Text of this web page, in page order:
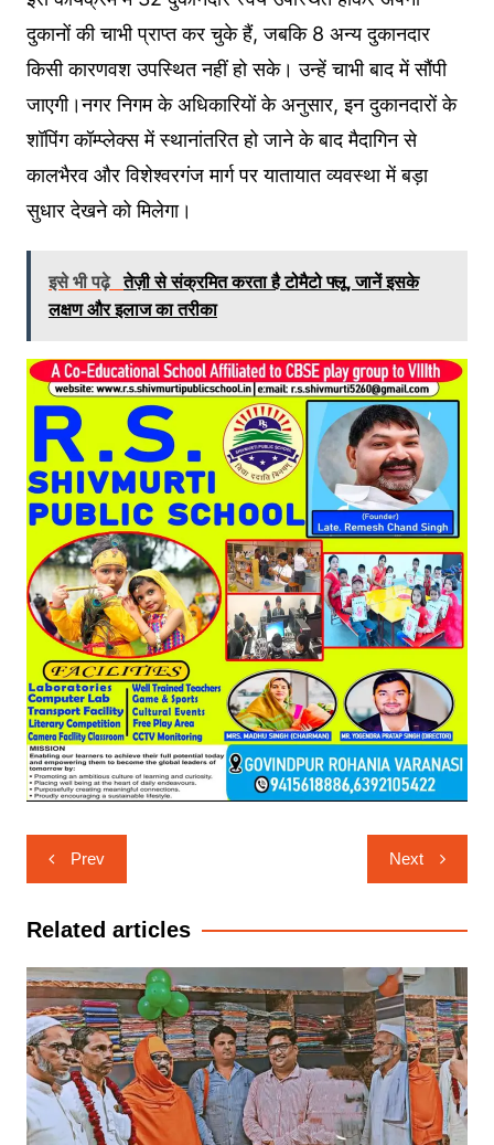
दुकानों की चाभी प्राप्त कर चुके हैं, जबकि 8 अन्य दुकानदार
किसी कारणवश उपस्थित नहीं हो सके। उन्हें चाभी बाद में सौंपी
जाएगी।नगर निगम के अधिकारियों के अनुसार, इन दुकानदारों के
शॉपिंग कॉम्प्लेक्स में स्थानांतरित हो जाने के बाद मैदागिन से
कालभैरव और विशेश्वरगंज मार्ग पर यातायात व्यवस्था में बड़ा
सुधार देखने को मिलेगा।
इसे भी पढ़े तेज़ी से संक्रमित करता है टोमैटो फ्लू, जानें इसके
लक्षण और इलाज का तरीका
Post
navigation
Prev Next
Related articles